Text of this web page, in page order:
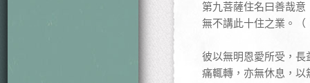
第九菩薩住名曰善哉
無不講此十住之業。
彼以無明恩愛所受，
痛輒轉，亦無休息，